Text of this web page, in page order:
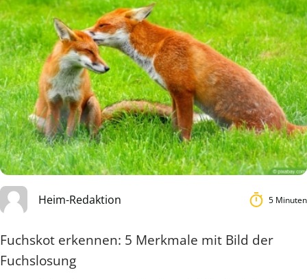
Heim-Redaktion 5 Minuten
Fuchskot erkennen: 5 Merkmale mit Bild der
Fuchslosung